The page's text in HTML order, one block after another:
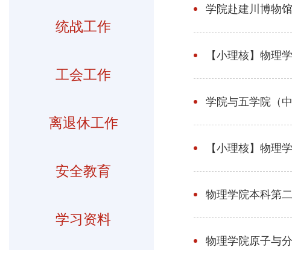
统战工作
工会工作
离退休工作
安全教育
学习资料
学院赴建川博物
【小理核】物理
学院与五学院（
【小理核】物理
物理学院本科第
物理学院原子与